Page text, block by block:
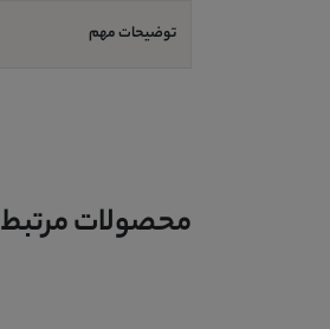
توضیحات مهم
محصولات مرتبط